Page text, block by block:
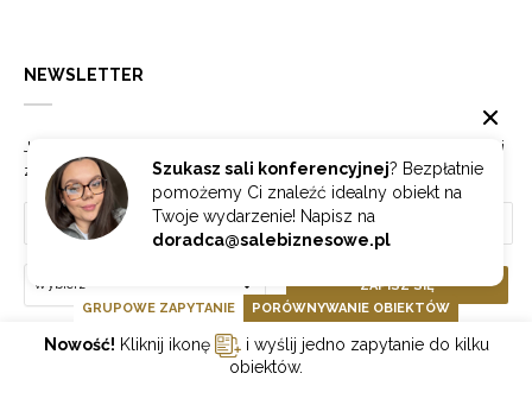
Szukasz sali konferencyjnej? Bezpłatnie
pomożemy Ci znaleźć idealny obiekt na
Twoje wydarzenie! Napisz na
doradca@salebiznesowe.pl
NEWSLETTER
Jeżeli chcesz otrzymywać najnowsze informacje o branży hotelowej
zapisz się do naszego newslettera.
Wybierz ZAPISZ SIĘ
GOONLINE.PL SPÓŁKA Z OGRANICZONĄ ODPOWIEDZIALNOŚCIĄ SP.K.
GRUPOWE ZAPYTANIE PORÓWNYWANIE OBIEKTÓW
Nowość! Kliknij ikonę
i wyślij jedno zapytanie do kilku
obiektów.